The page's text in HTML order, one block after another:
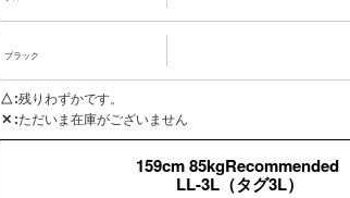
ブラック
△ 残りわずかです。
✕ ただいま在庫がございません
159cm 85kgRecommended
LL-3L（タグ3L）